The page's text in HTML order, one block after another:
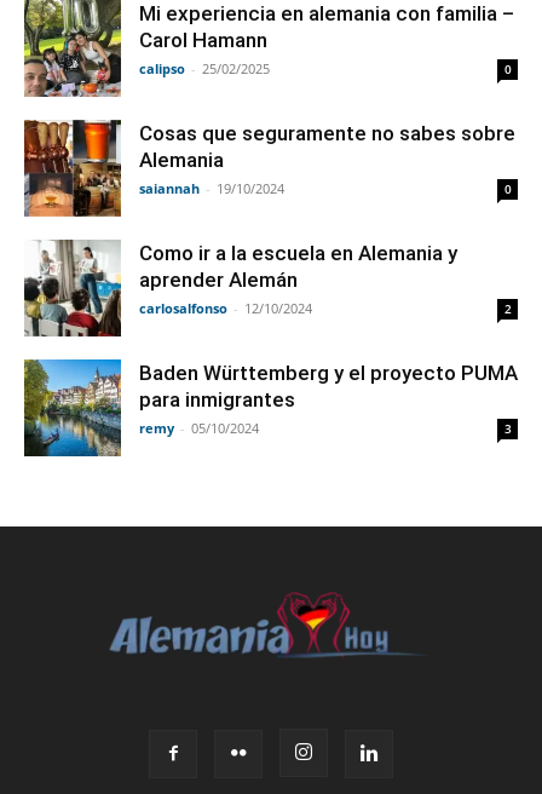
Mi experiencia en alemania con familia –
Carol Hamann
calipso - 25/02/2025 0
Cosas que seguramente no sabes sobre
Alemania
saiannah - 19/10/2024 0
Como ir a la escuela en Alemania y
aprender Alemán
carlosalfonso - 12/10/2024 2
Baden Württemberg y el proyecto PUMA
para inmigrantes
remy - 05/10/2024 3